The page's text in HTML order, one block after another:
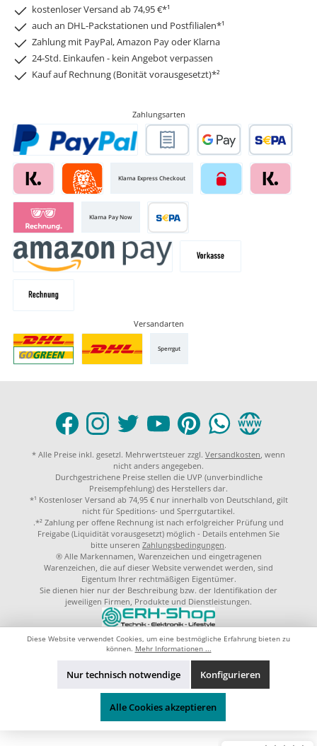
kostenloser Versand ab 74,95 €*¹
auch an DHL-Packstationen und Postfilialen*¹
Zahlung mit PayPal, Amazon Pay oder Klarna
24-Std. Einkaufen - kein Angebot verpassen
Kauf auf Rechnung (Bonität vorausgesetzt)*²
Zahlungsarten
Klarna Express Checkout
Klarna Pay Now
Versandarten
Sperrgut
* Alle Preise inkl. gesetzl. Mehrwertsteuer zzgl. Versandkosten, wenn
nicht anders angegeben.
Durchgestrichene Preise stellen die UVP (unverbindliche
Preisempfehlung) des Herstellers dar.
*¹ Kostenloser Versand ab 74,95 € nur innerhalb von Deutschland, gilt
nicht für Speditions- und Sperrgutartikel.
.*² Zahlung per offene Rechnung ist nach erfolgreicher Prüfung und
Freigabe (Liquidität vorausgesetzt) möglich - Details entehmen Sie
bitte unseren Zahlungsbedingungen.
® Alle Markennamen, Warenzeichen und eingetragenen
Warenzeichen, die auf dieser Website verwendet werden, sind
Eigentum Ihrer rechtmäßigen Eigentümer.
Sie dienen hier nur der Beschreibung bzw. der Identifikation der
jeweiligen Firmen, Produkte und Dienstleistungen.
Diese Website verwendet Cookies, um eine bestmögliche Erfahrung bieten zu
können. Mehr Informationen ...
Nur technisch notwendige Konfigurieren
Alle Cookies akzeptieren